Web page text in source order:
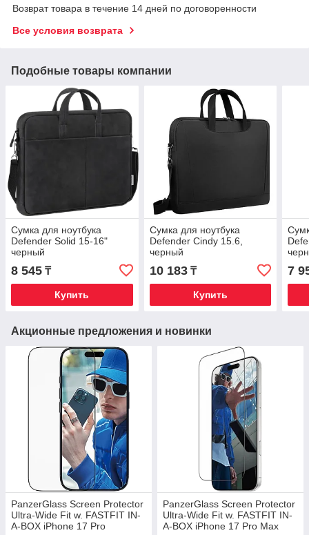
Возврат товара в течение 14 дней по договоренности
Все условия возврата
Подобные товары компании
Сумка для ноутбука
Defender Solid 15-16"
черный
8 545 ₸
Купить
Сумка для ноутбука
Defender Cindy 15.6,
черный
10 183₸
Купить
7
Акционные предложения и новинки
PanzerGlass Screen Protector
Ultra-Wide Fit w. FASTFIT IN-
A-BOX iPhone 17 Pro
PanzerGlass Screen Protector
Ultra-Wide Fit w. FASTFIT IN-
A-BOX iPhone 17 Pro Max